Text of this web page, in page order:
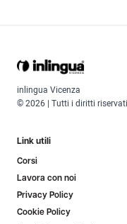
inlingua Vicenza
© 2026 | Tutti i diritti riservati
Link utili
Corsi
Lavora con noi
Privacy Policy
Cookie Policy